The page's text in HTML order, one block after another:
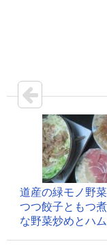
道産の緑モノ野
つつ餃子ともつ
な野菜炒めとハ